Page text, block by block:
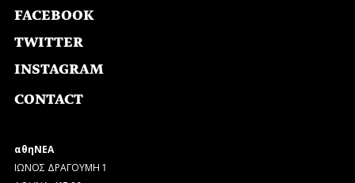
FACEBOOK
TWITTER
INSTAGRAM
CONTACT
αθηΝΕΑ
ΙΩΝΟΣ ΔΡΑΓΟΥΜΗ 1